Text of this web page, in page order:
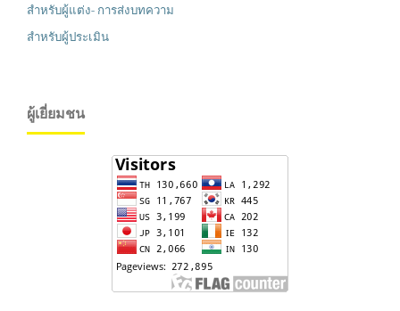
สำหรับผู้แต่ง- การส่งบทความ
สำหรับผู้ประเมิน
ผู้เยี่ยมชน